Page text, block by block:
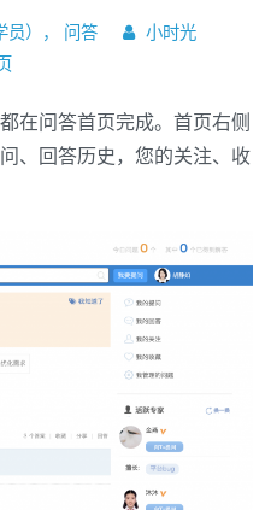
） ， 问答
小时光
在问答首页完成。首页右侧
、回答历史，您的关注、收